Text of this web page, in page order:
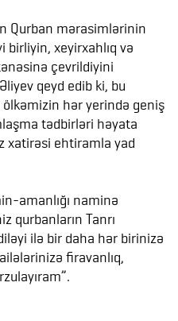
Qurban mərasimlərinin
xeyirxahlıq və
çevrildiyini
qeyd edib ki, bu
hər yerində geniş
tədbirləri həyata
xatirəsi ehtiramla yad
amanlığı naminə
qurbanların Tanrı
ilə bir daha hər birinizə
firavanlıq,